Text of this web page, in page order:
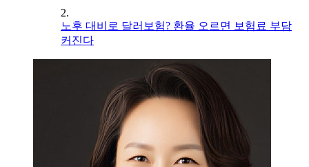
2.
노후 대비로 달러보험? 환율 오르면 보험료 부담
커진다